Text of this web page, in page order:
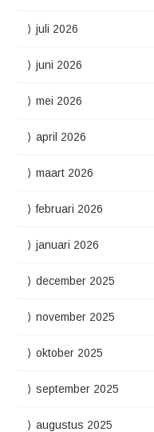
juli 2026
juni 2026
mei 2026
april 2026
maart 2026
februari 2026
januari 2026
december 2025
november 2025
oktober 2025
september 2025
augustus 2025